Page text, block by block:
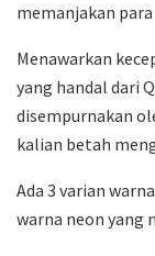
memanjakan
Menawarkan
yang handal dari
disempurnakan
kalian betah
Ada 3 varian
warna neon yang